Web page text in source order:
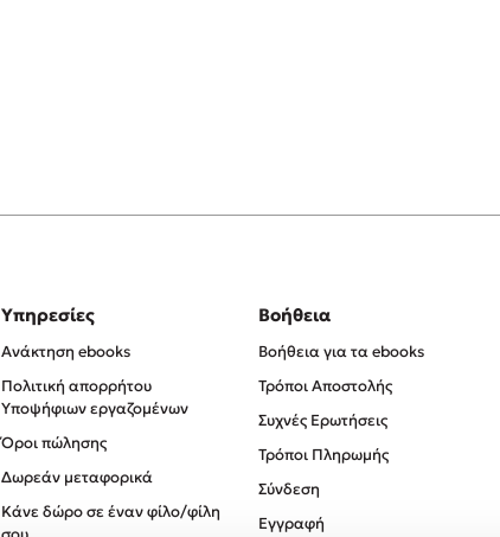
Υπηρεσίες
Ανάκτηση ebooks
Πολιτική απορρήτου
Υποψήφιων εργαζομένων
Όροι πώλησης
Δωρεάν μεταφορικά
Κάνε δώρο σε έναν φίλο/φίλη
Βοήθεια
Βοήθεια για τα ebooks
Τρόποι Αποστολής
Συχνές Ερωτήσεις
Τρόποι Πληρωμής
Σύνδεση
Εγγραφή